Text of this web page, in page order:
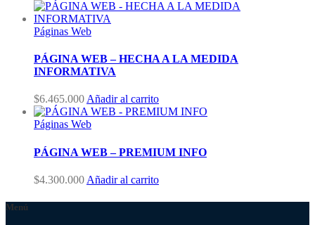
Páginas Web
PÁGINA WEB – HECHA A LA MEDIDA
INFORMATIVA
$6.465.000 Añadir al carrito
Páginas Web
PÁGINA WEB – PREMIUM INFO
$4.300.000 Añadir al carrito
Menú